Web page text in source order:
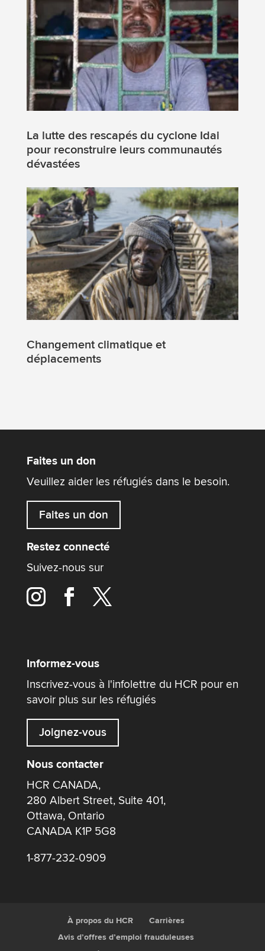
La lutte des rescapés du cyclone Idai
pour reconstruire leurs communautés
dévastées
Changement climatique et
déplacements
Faites un don
Veuillez aider les réfugiés dans le besoin.
Faites un don
Restez connecté
Suivez-nous sur
Informez-vous
Inscrivez-vous à l'infolettre du HCR pour en
savoir plus sur les réfugiés
Joignez-vous
Nous contacter
HCR CANADA,
280 Albert Street, Suite 401,
Ottawa, Ontario
CANADA K1P 5G8
1-877-232-0909
À propos du HCR
Carrières
Avis d’offres d’emploi frauduleuses